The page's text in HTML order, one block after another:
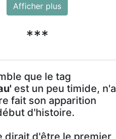
Afficher plus
***
que le tag
est un peu timide, n'a
fait son apparition
d'histoire.
dirait d'être le premier